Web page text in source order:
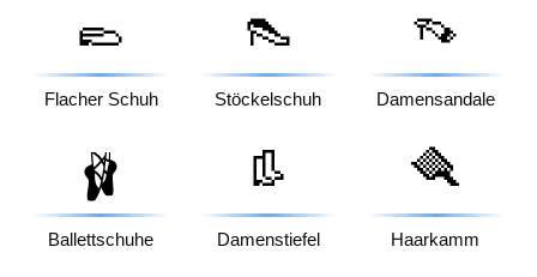
🥿
Flacher Schuh
👠
Stöckelschuh
👡
Damensandale
🩰
Ballettschuhe
👢
Damenstiefel
🪮
Haarkamm